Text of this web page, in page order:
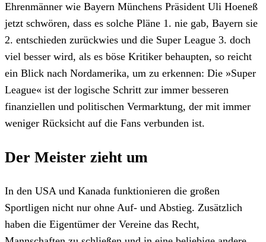
Ehrenmänner wie Bayern Münchens Präsident Uli Hoeneß
jetzt schwören, dass es solche Pläne 1. nie gab, Bayern sie
2. entschieden zurückwies und die Super League 3. doch
viel besser wird, als es böse Kritiker behaupten, so reicht
ein Blick nach Nordamerika, um zu erkennen: Die »Super
League« ist der logische Schritt zur immer besseren
finanziellen und politischen Vermarktung, der mit immer
weniger Rücksicht auf die Fans verbunden ist.
Der Meister zieht um
In den USA und Kanada funktionieren die großen
Sportligen nicht nur ohne Auf- und Abstieg. Zusätzlich
haben die Eigentümer der Vereine das Recht,